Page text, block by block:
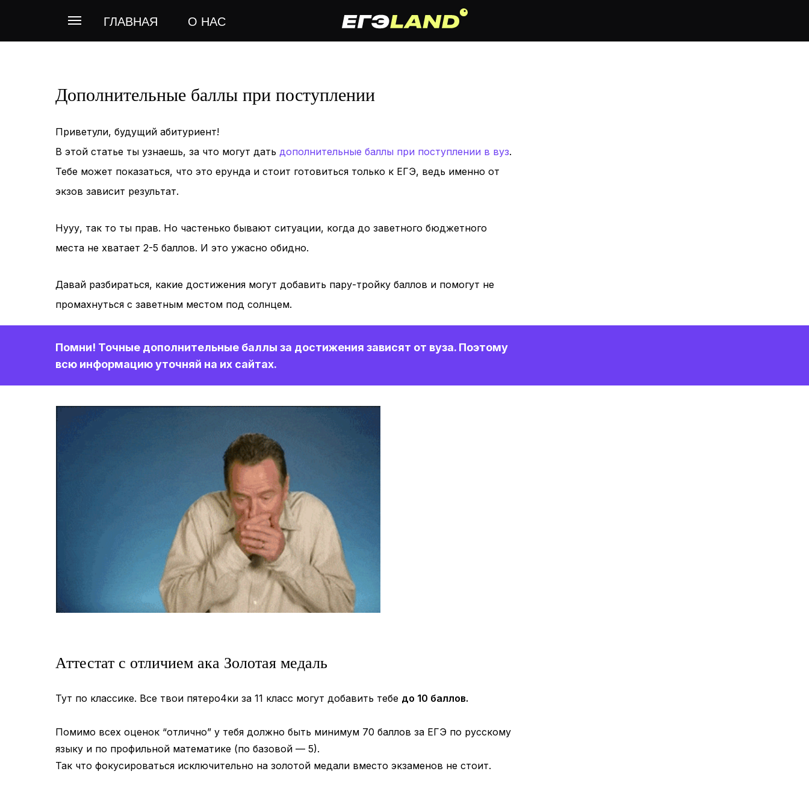
ГЛАВНАЯ О НАС
Дополнительные баллы при поступлении
Приветули, будущий абитуриент!
В этой статье ты узнаешь, за что могут дать дополнительные баллы при поступлении в вуз.
Тебе может показаться, что это ерунда и стоит готовиться только к ЕГЭ, ведь именно от
экзов зависит результат.
Нууу, так то ты прав. Но частенько бывают ситуации, когда до заветного бюджетного
места не хватает 2-5 баллов. И это ужасно обидно.
Давай разбираться, какие достижения могут добавить пару-тройку баллов и помогут не
промахнуться с заветным местом под солнцем.
Помни! Точные дополнительные баллы за достижения зависят от вуза. Поэтому
всю информацию уточняй на их сайтах.
Аттестат с отличием ака Золотая медаль
Тут по классике. Все твои пятеро4ки за 11 класс могут добавить тебе до 10 баллов.
Помимо всех оценок “отлично” у тебя должно быть минимум 70 баллов за ЕГЭ по русскому
языку и по профильной математике (по базовой — 5).
Так что фокусироваться исключительно на золотой медали вместо экзаменов не стоит.